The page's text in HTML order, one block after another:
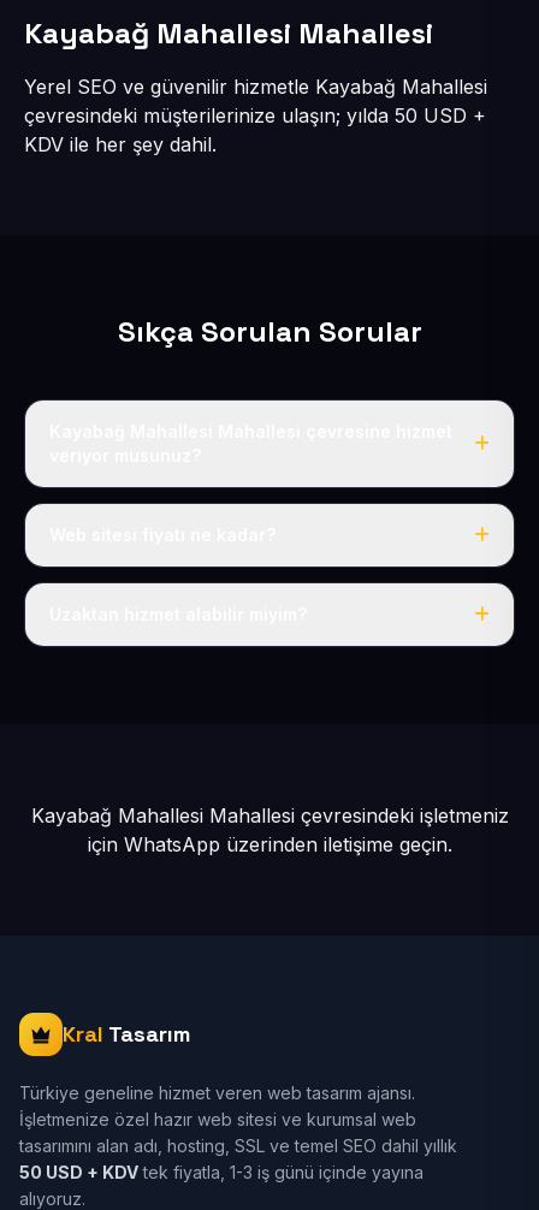
Kayabağ Mahallesi Mahallesi
Yerel SEO ve güvenilir hizmetle Kayabağ Mahallesi
çevresindeki müşterilerinize ulaşın; yılda 50 USD +
KDV ile her şey dahil.
Sıkça Sorulan Sorular
Evet, Kayabağ Mahallesi dahil tüm Gesi ve Melikgazi
Tek fiyat: yılda 50 USD + KDV, her şey dahil.
Kayabağ Mahallesi Mahallesi çevresindeki işletmeniz
için WhatsApp üzerinden iletişime geçin.
Kral Tasarım
Türkiye geneline hizmet veren web tasarım ajansı.
İşletmenize özel hazır web sitesi ve kurumsal web
tasarımını alan adı, hosting, SSL ve temel SEO dahil yıllık
50 USD + KDVtek fiyatla, 1-3 iş günü içinde yayına
alıyoruz.